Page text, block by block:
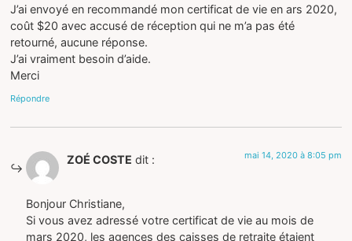
J’ai envoyé en recommandé mon certificat de vie en ars 2020,
coût $20 avec accusé de réception qui ne m’a pas été
retourné, aucune réponse.
J’ai vraiment besoin d’aide.
Merci
Répondre
ZOÉ COSTE dit : mai 14, 2020 à 8:05 pm
Bonjour Christiane,
Si vous avez adressé votre certificat de vie au mois de
mars 2020, les agences des caisses de retraite étaient